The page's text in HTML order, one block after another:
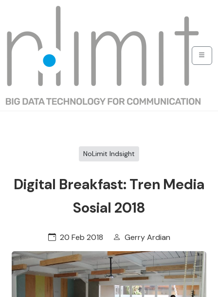
NoLimit Indsight
Digital Breakfast: Tren Media
Sosial 2018
20 Feb 2018 Gerry Ardian